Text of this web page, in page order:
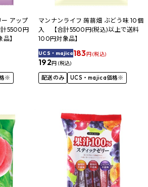
アップ
5500円
】
※
マンナンライフ 蒟蒻畑 ぶどう味 10個
入 【合計5500円(税込)以上で送料
100円対象品】
UCS・majica183円 (税込)
192円 (税込)
配送のみ UCS・majica価格※